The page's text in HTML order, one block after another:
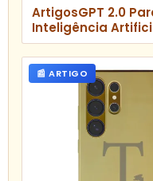
ArtigosGPT 2.0
Inteligência
📰 ARTIGO